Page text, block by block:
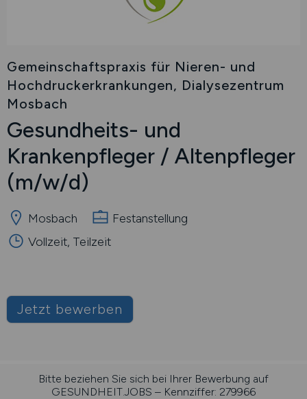
Gemeinschaftspraxis für Nieren- und
Hochdruckerkrankungen, Dialysezentrum
Mosbach
Gesundheits- und
Krankenpfleger / Altenpfleger
(m/w/d)
Mosbach
Festanstellung
Vollzeit, Teilzeit
Jetzt bewerben
Bitte beziehen Sie sich bei Ihrer Bewerbung auf
GESUNDHEIT.JOBS – Kennziffer: 279966